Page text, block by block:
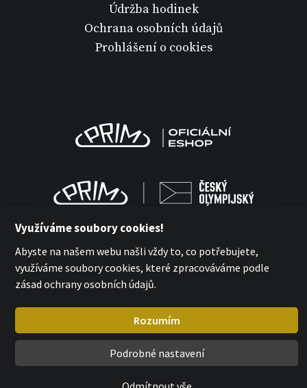
Údržba hodinek
Ochrana osobních údajů
Prohlášení o cookies
MPM Quality 2026
by esmedia
Využíváme soubory cookies!
Abyste na našem webu našli vždy to, co potřebujete,
využíváme soubory cookies, které zpracováváme podle
zásad ochrany osobních údajů.
Rozumím
Podrobné nastavení